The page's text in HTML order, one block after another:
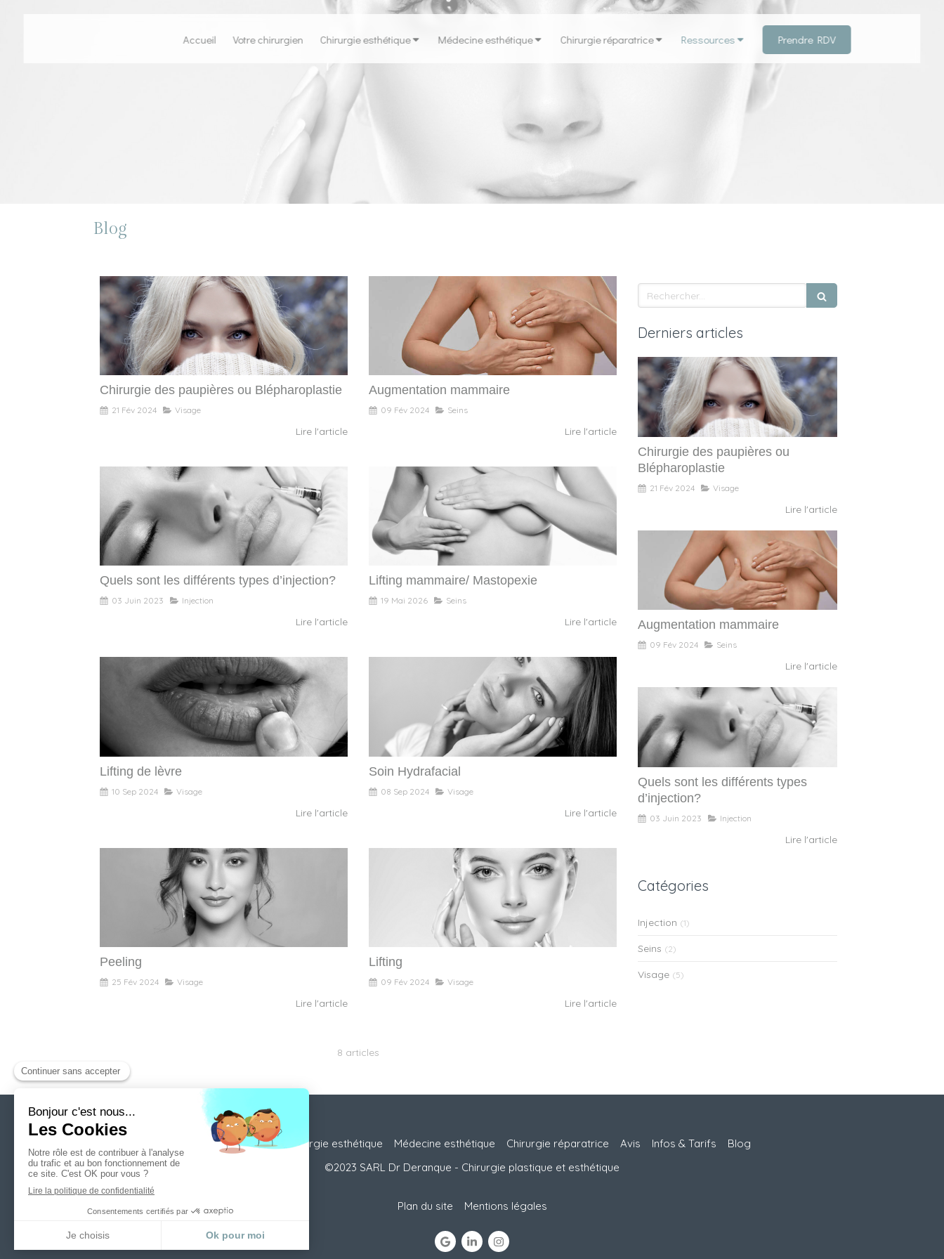
Accueil Votre chirurgien Chirurgie esthétique Médecine esthétique Chirurgie réparatrice Ressources Prendre RDV
Blog
Chirurgie des paupières ou Blépharoplastie
21 Fév 2024 Visage
Lire l'article
Augmentation mammaire
09 Fév 2024 Seins
Lire l'article
Quels sont les différents types d’injection?
03 Juin 2023 Injection
Lire l'article
Lifting mammaire/ Mastopexie
19 Mai 2026 Seins
Lire l'article
Lifting de lèvre
10 Sep 2024 Visage
Lire l'article
Soin Hydrafacial
08 Sep 2024 Visage
Lire l'article
Peeling
25 Fév 2024 Visage
Lire l'article
Lifting
09 Fév 2024 Visage
Lire l'article
8 articles
Rechercher
Derniers articles
Chirurgie des paupières ou
Blépharoplastie
21 Fév 2024 Visage
Lire l'article
Augmentation mammaire
09 Fév 2024 Seins
Lire l'article
Quels sont les différents types
d’injection?
03 Juin 2023 Injection
Lire l'article
Catégories
Injection (1)
Seins (2)
Visage (5)
Votre chirurgien Chirurgie esthétique Médecine esthétique Chirurgie réparatrice Avis Infos & Tarifs
Blog
©2023 SARL Dr Deranque - Chirurgie plastique et esthétique
Plan du site Mentions légales